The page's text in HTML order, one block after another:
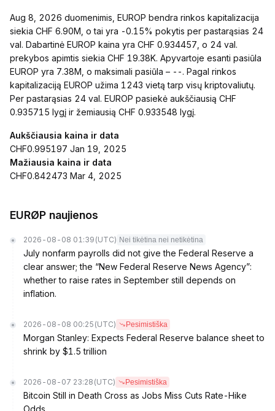
Aug 8, 2026 duomenimis, EUROP bendra rinkos kapitalizacija
siekia CHF 6.90M, o tai yra -0.15% pokytis per pastarąsias 24
val. Dabartinė EUROP kaina yra CHF 0.934457, o 24 val.
prekybos apimtis siekia CHF 19.38K. Apyvartoje esanti pasiūla
EUROP yra 7.38M, o maksimali pasiūla – --. Pagal rinkos
kapitalizaciją EUROP užima 1243 vietą tarp visų kriptovaliutų.
Per pastarąsias 24 val. EUROP pasiekė aukščiausią CHF
0.935715 lygį ir žemiausią CHF 0.933548 lygį.
Aukščiausia kaina ir data
CHF0.995197 Jan 19, 2025
Mažiausia kaina ir data
CHF0.842473 Mar 4, 2025
EURØP naujienos
2026-08-08 01:39 (UTC) Nei tikėtina nei netikėtina
July nonfarm payrolls did not give the Federal Reserve a
clear answer; the “New Federal Reserve News Agency”:
whether to raise rates in September still depends on
inflation.
2026-08-08 00:25 (UTC) Pesimistiška
Morgan Stanley: Expects Federal Reserve balance sheet to
shrink by $1.5 trillion
2026-08-07 23:28 (UTC) Pesimistiška
Bitcoin Still in Death Cross as Jobs Miss Cuts Rate-Hike
Odds